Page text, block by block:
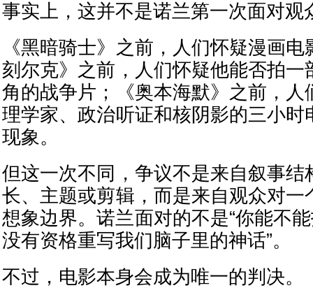
事实上，这并不是诺兰第一次面对观
《黑暗骑士》之前，人们怀疑漫画
刻尔克》之前，人们怀疑他能否拍一
角的战争片；《奥本海默》之前，人
理学家、政治听证和核阴影的三小时
现象。
但这一次不同，争议不是来自叙事结
长、主题或剪辑，而是来自观众对一
想象边界。诺兰面对的不是“你能不
没有资格重写我们脑子里的神话”。
不过，电影本身会成为唯一的判决。